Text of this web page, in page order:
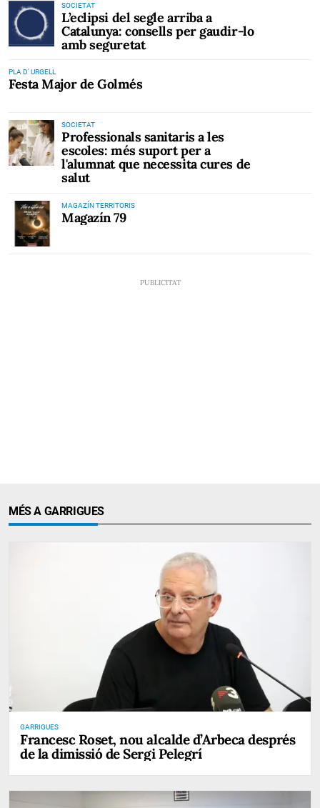
SOCIETAT
L’eclipsi del segle arriba a
Catalunya: consells per gaudir-lo
amb seguretat
PLA D' URGELL
Festa Major de Golmés
SOCIETAT
Professionals sanitaris a les
escoles: més suport per a
l'alumnat que necessita cures de
salut
MAGAZÍN TERRITORIS
Magazín 79
MÉS A GARRIGUES
GARRIGUES
Francesc Roset, nou alcalde d’Arbeca després
de la dimissió de Sergi Pelegrí